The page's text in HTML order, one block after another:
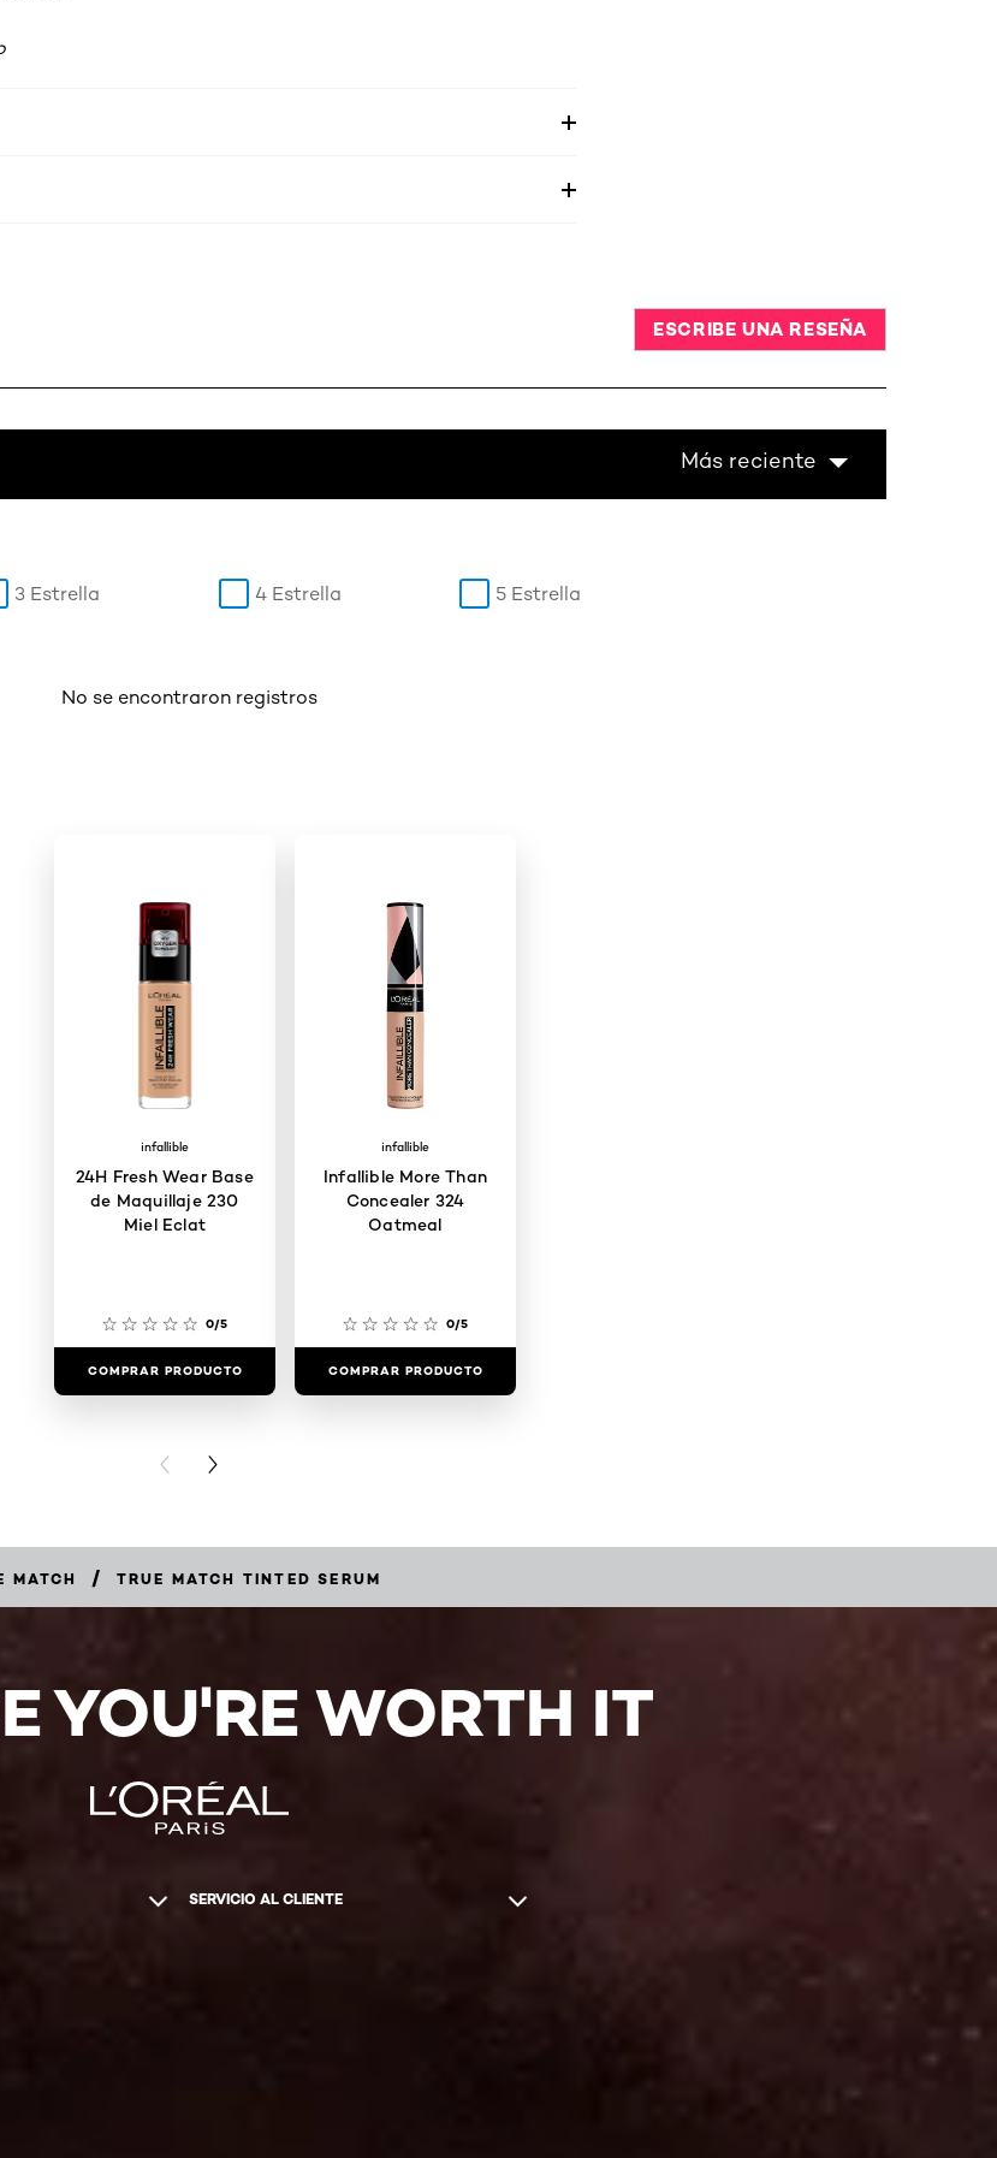
ESCRIBE UNA RESEÑA
Más reciente
3 Estrella 4 Estrella 5 Estrella
No se encontraron registros
infallible
24H Fresh Wear Base
de Maquillaje 230
Miel Eclat
0/5
COMPRAR PRODUCTO
infallible
Infallible More Than
Concealer 324
Oatmeal
0/5
COMPRAR PRODUCTO
PREVIOUS CARD
NEXT CARD
MATCH / TRUE MATCH TINTED SERUM
YOU'RE WORTH IT
SERVICIO AL CLIENTE